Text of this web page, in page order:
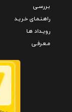
بـررسـی
راهـنـمـای خـریـد
رویـداد هـا
مـعـرفـی